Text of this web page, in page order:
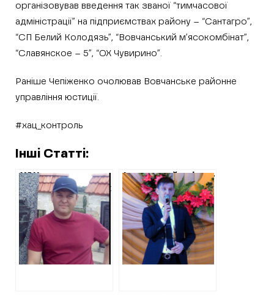
організовував введення так званої “тимчасової
адміністрації” на підприємствах району – “Сантагро”,
“СП Белий Колодязь”, “Вовчанський м’ясокомбінат”,
“Славянское – 5”, “ОХ Чувирино”.
Раніше Чепіженко очолював Вовчанське районне
управління юстиції.
#хац_контроль
Інші Статті:
ХАЦ
ідентифікував так
званого
“старосту села” в
Куп’янському
районі під час
окупації, якого
підозрює поліція
Ізюмський співак-
колаборант
отримав підозру
за організацію в
місті під час
окупації
святкування дня
російського